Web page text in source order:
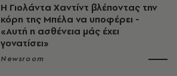
Η Γιολάντα Χαντίντ βλέποντας την
κόρη της Μπέλα να υποφέρει -
«Αυτή η ασθένεια μάς έχει
γονατίσει»
Newsroom